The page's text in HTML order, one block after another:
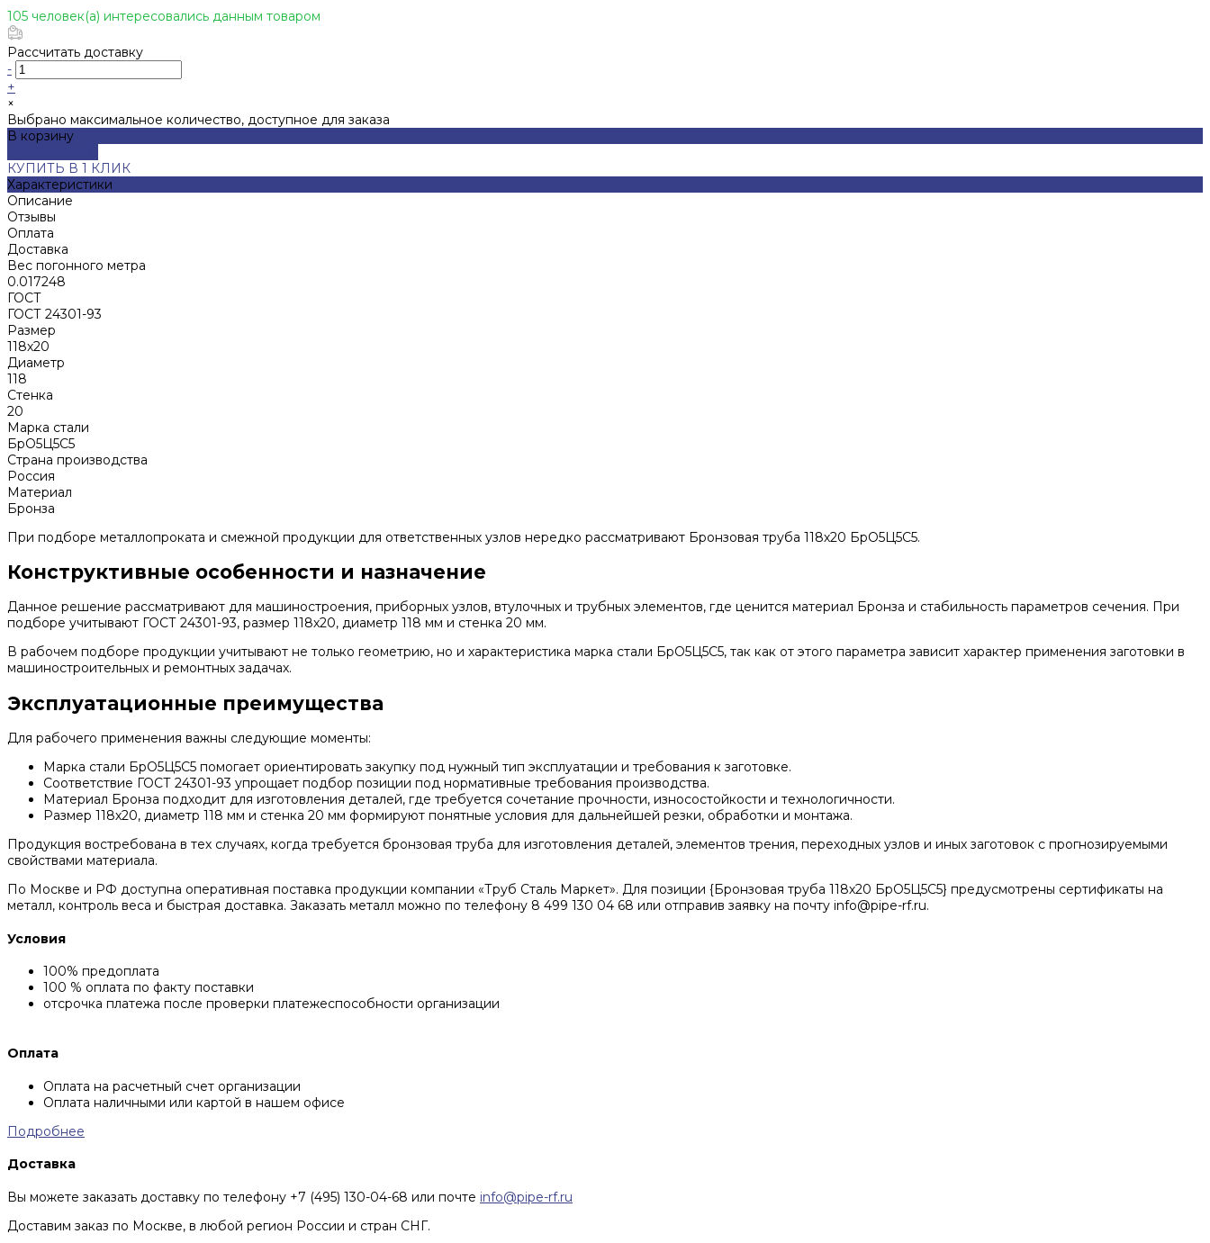
105 человек(а) интересовались данным товаром
Рассчитать доставку
-
+
×
Выбрано максимальное количество, доступное для заказа
В корзину
КУПИТЬ В 1 КЛИК
Характеристики
Описание
Отзывы
Оплата
Доставка
Вес погонного метра
0.017248
ГОСТ
ГОСТ 24301-93
Размер
118х20
Диаметр
118
Стенка
20
Марка стали
БрО5Ц5С5
Страна производства
Россия
Материал
Бронза
При подборе металлопроката и смежной продукции для ответственных узлов нередко рассматривают Бронзовая труба 118х20 БрО5Ц5С5.
Конструктивные особенности и назначение
Данное решение рассматривают для машиностроения, приборных узлов, втулочных и трубных элементов, где ценится материал Бронза и стабильность параметров сечения. При
подборе учитывают ГОСТ 24301-93, размер 118х20, диаметр 118 мм и стенка 20 мм.
В рабочем подборе продукции учитывают не только геометрию, но и характеристика марка стали БрО5Ц5С5, так как от этого параметра зависит характер применения заготовки в
машиностроительных и ремонтных задачах.
Эксплуатационные преимущества
Для рабочего применения важны следующие моменты:
Марка стали БрО5Ц5С5 помогает ориентировать закупку под нужный тип эксплуатации и требования к заготовке.
Соответствие ГОСТ 24301-93 упрощает подбор позиции под нормативные требования производства.
Материал Бронза подходит для изготовления деталей, где требуется сочетание прочности, износостойкости и технологичности.
Размер 118х20, диаметр 118 мм и стенка 20 мм формируют понятные условия для дальнейшей резки, обработки и монтажа.
Продукция востребована в тех случаях, когда требуется бронзовая труба для изготовления деталей, элементов трения, переходных узлов и иных заготовок с прогнозируемыми
свойствами материала.
По Москве и РФ доступна оперативная поставка продукции компании «Труб Сталь Маркет». Для позиции {Бронзовая труба 118х20 БрО5Ц5С5} предусмотрены сертификаты на
металл, контроль веса и быстрая доставка. Заказать металл можно по телефону 8 499 130 04 68 или отправив заявку на почту info@pipe-rf.ru.
Условия
100% предоплата
100 % оплата по факту поставки
отсрочка платежа после проверки платежеспособности организации
Оплата
Оплата на расчетный счет организации
Оплата наличными или картой в нашем офисе
Подробнее
Доставка
Вы можете заказать доставку по телефону +7 (495) 130-04-68 или почте info@pipe-rf.ru
Доставим заказ по Москве, в любой регион России и стран СНГ.